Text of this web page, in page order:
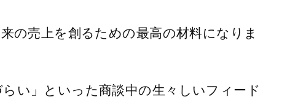
の売上を創るための最高の材料になりま
い」といった商談中の生々しいフィード